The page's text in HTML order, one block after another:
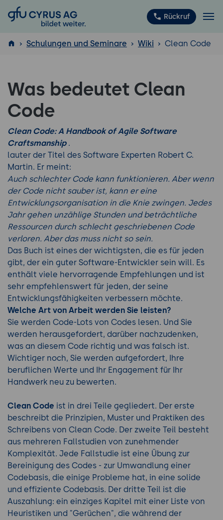
GFU Cyrus AG Rückruf
ISTQB ®
Schulungen und Seminare Wiki Clean Code
Was bedeutet Clean
Code
Clean Code: A Handbook of Agile Software
Craftsmanship .
lauter der Titel des Software Experten Robert C.
Martin. Er meint:
Auch schlechter Code kann funktionieren. Aber wenn
der Code nicht sauber ist, kann er eine
Entwicklungsorganisation in die Knie zwingen. Jedes
Jahr gehen unzählige Stunden und beträchtliche
Ressourcen durch schlecht geschriebenen Code
verloren. Aber das muss nicht so sein.
Das Buch ist eines der wichtigsten, die es für jeden
gibt, der ein guter Software-Entwickler sein will. Es
enthält viele hervorragende Empfehlungen und ist
sehr empfehlenswert für jeden, der seine
Entwicklungsfähigkeiten verbessern möchte.
Welche Art von Arbeit werden Sie leisten?
Sie werden Code-Lots von Codes lesen. Und Sie
werden herausgefordert, darüber nachzudenken,
was an diesem Code richtig und was falsch ist.
Wichtiger noch, Sie werden aufgefordert, Ihre
beruflichen Werte und Ihr Engagement für Ihr
Handwerk neu zu bewerten.
Clean Code ist in drei Teile gegliedert. Der erste
beschreibt die Prinzipien, Muster und Praktiken des
Schreibens von Clean Code. Der zweite Teil besteht
aus mehreren Fallstudien von zunehmender
Komplexität. Jede Fallstudie ist eine Übung zur
Bereinigung des Codes - zur Umwandlung einer
Codebasis, die einige Probleme hat, in eine solide
und effiziente Codebasis. Der dritte Teil ist die
Auszahlung: ein einziges Kapitel mit einer Liste von
Heuristiken und "Gerüchen", die während der